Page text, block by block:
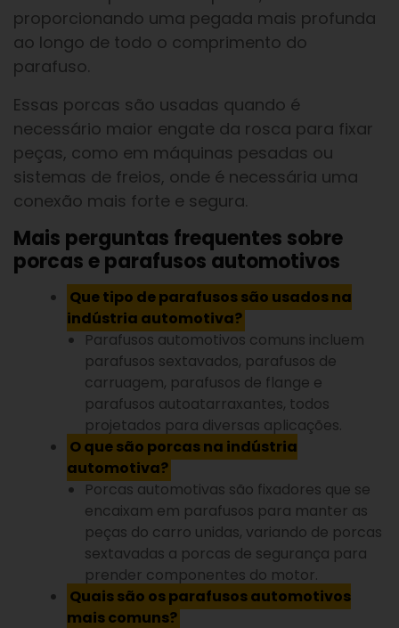
proporcionando uma pegada mais profunda
ao longo de todo o comprimento do
parafuso.
Essas porcas são usadas quando é
necessário maior engate da rosca para fixar
peças, como em máquinas pesadas ou
sistemas de freios, onde é necessária uma
conexão mais forte e segura.
Mais perguntas frequentes sobre
porcas e parafusos automotivos
Que tipo de parafusos são usados na
indústria automotiva?
Parafusos automotivos comuns incluem
parafusos sextavados, parafusos de
carruagem, parafusos de flange e
parafusos autoatarraxantes, todos
projetados para diversas aplicações.
O que são porcas na indústria
automotiva?
Porcas automotivas são fixadores que se
encaixam em parafusos para manter as
peças do carro unidas, variando de porcas
sextavadas a porcas de segurança para
prender componentes do motor.
Quais são os parafusos automotivos
mais comuns?